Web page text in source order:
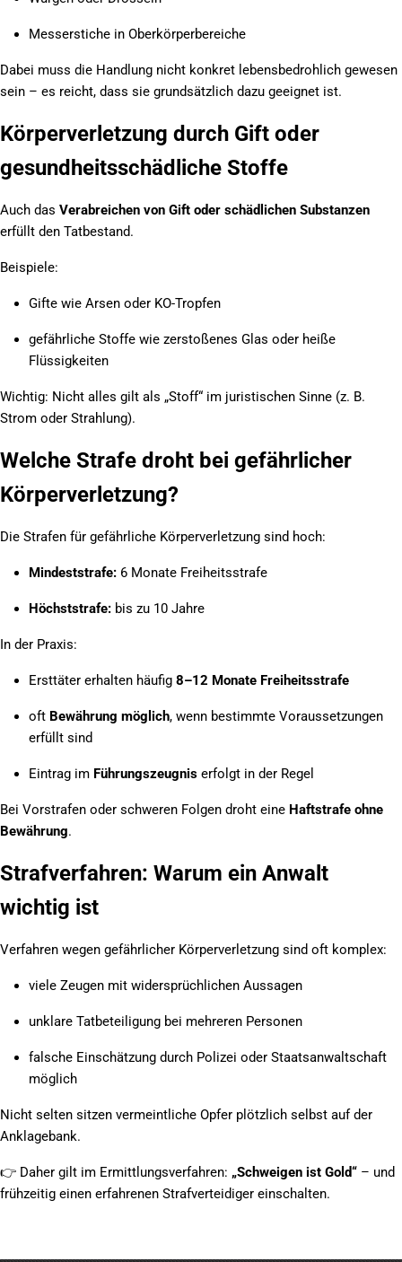
Messerstiche in Oberkörperbereiche
Dabei muss die Handlung nicht konkret lebensbedrohlich gewesen
sein – es reicht, dass sie grundsätzlich dazu geeignet ist.
Körperverletzung durch Gift oder
gesundheitsschädliche Stoffe
Auch das Verabreichen von Gift oder schädlichen Substanzen
erfüllt den Tatbestand.
Beispiele:
Gifte wie Arsen oder KO-Tropfen
gefährliche Stoffe wie zerstoßenes Glas oder heiße
Flüssigkeiten
Wichtig: Nicht alles gilt als „Stoff“ im juristischen Sinne (z. B.
Strom oder Strahlung).
Welche Strafe droht bei gefährlicher
Körperverletzung?
Die Strafen für gefährliche Körperverletzung sind hoch:
Mindeststrafe: 6 Monate Freiheitsstrafe
Höchststrafe: bis zu 10 Jahre
In der Praxis:
Ersttäter erhalten häufig 8–12 Monate Freiheitsstrafe
oft Bewährung möglich, wenn bestimmte Voraussetzungen
erfüllt sind
Eintrag im Führungszeugnis erfolgt in der Regel
Bei Vorstrafen oder schweren Folgen droht eine Haftstrafe ohne
Bewährung.
Strafverfahren: Warum ein Anwalt
wichtig ist
Verfahren wegen gefährlicher Körperverletzung sind oft komplex:
viele Zeugen mit widersprüchlichen Aussagen
unklare Tatbeteiligung bei mehreren Personen
falsche Einschätzung durch Polizei oder Staatsanwaltschaft
möglich
Nicht selten sitzen vermeintliche Opfer plötzlich selbst auf der
Anklagebank.
👉 Daher gilt im Ermittlungsverfahren: „Schweigen ist Gold“ – und
frühzeitig einen erfahrenen Strafverteidiger einschalten.